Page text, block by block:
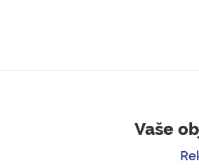
Vaše